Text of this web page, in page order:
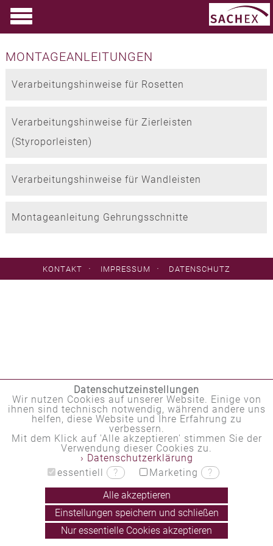
Datenschutzeinstellungen
Wir nutzen Cookies auf unserer Website. Einige von
ihnen sind technisch notwendig, während andere uns
helfen, diese Website und Ihre Erfahrung zu
verbessern.
Mit dem Klick auf 'Alle akzeptieren' stimmen Sie der
Verwendung dieser Cookies zu.
› Datenschutzerklärung
essentiell ? Marketing ?
Alle akzeptieren
Einstellungen speichern und schließen
Nur essentielle Cookies akzeptieren
MONTAGEANLEITUNGEN
Verarbeitungshinweise für Rosetten
Verarbeitungshinweise für Zierleisten
(Styroporleisten)
Verarbeitungshinweise für Wandleisten
Montageanleitung Gehrungsschnitte
KONTAKT · IMPRESSUM · DATENSCHUTZ